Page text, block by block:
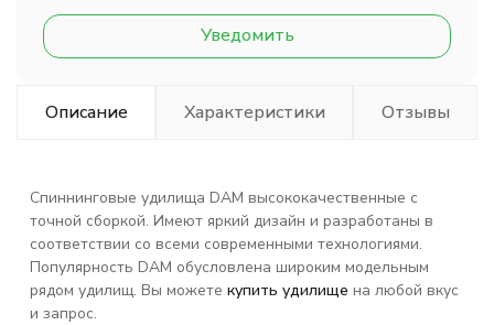
Уведомить
Описание Характеристики Отзывы
Спиннинговые удилища DAM высококачественные с
точной сборкой. Имеют яркий дизайн и разработаны в
соответствии со всеми современными технологиями.
Популярность DAM обусловлена широким модельным
рядом удилищ. Вы можете купить удилище на любой вкус
и запрос.